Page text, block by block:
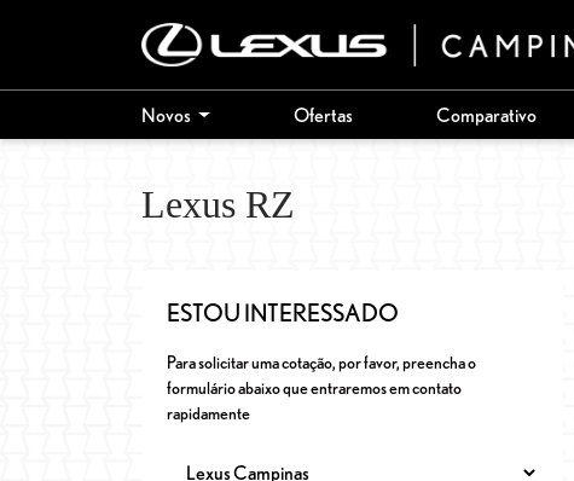
Novos Ofertas Comparativo
Lexus RZ
ESTOU INTERESSADO
Para solicitar uma cotação, por favor, preencha o
formulário abaixo que entraremos em contato
rapidamente